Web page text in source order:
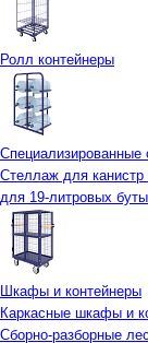
Ролл контейнеры
Стеллаж для канистр
для 19-литровых
Шкафы и контейнеры
Каркасные шкафы и
Сборно-разборные